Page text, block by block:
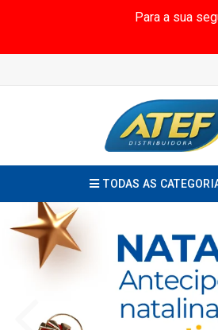
Para a sua
TODAS AS